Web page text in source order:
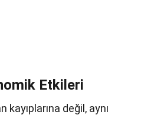
Etkileri
kayıplarına değil, aynı